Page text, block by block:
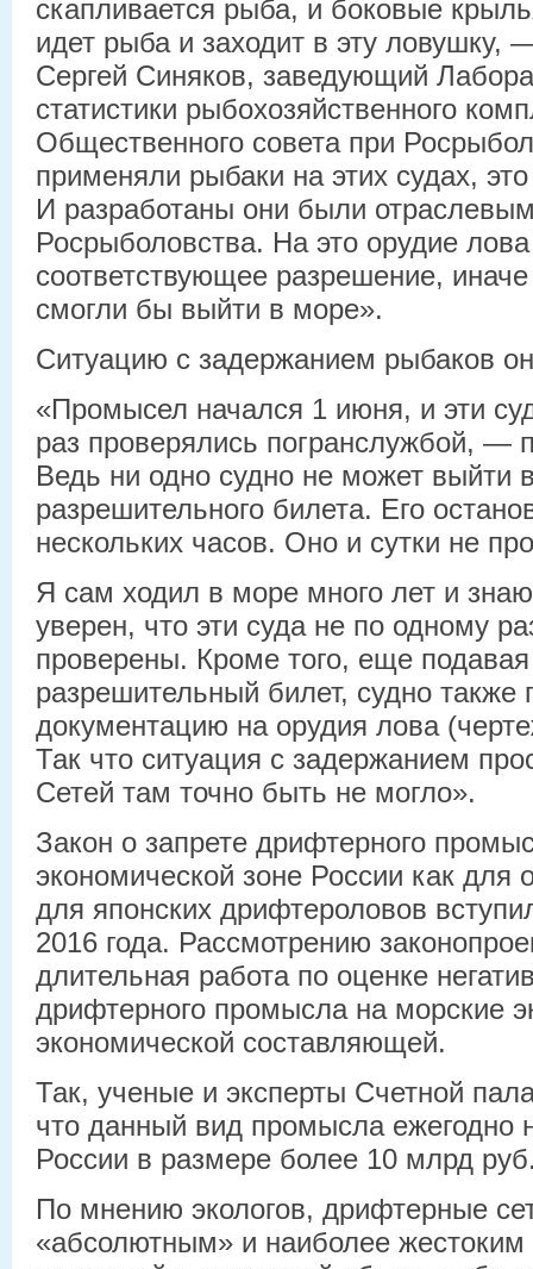
скапливается рыба, и боковые
идет рыба и заходит в эту ловушку,
Сергей Синяков, заведующий
статистики рыбохозяйственного
Общественного совета при
применяли рыбаки на этих судах,
И разработаны они были
Росрыболовства. На это орудие
соответствующее разрешение,
смогли бы выйти в море».
Ситуацию с задержанием рыбаков
«Промысел начался 1 июня, и эти
раз проверялись погранслужбой, —
Ведь ни одно судно не может выйти
разрешительного билета. Его
нескольких часов. Оно и сутки не
Я сам ходил в море много лет и
уверен, что эти суда не по одному
проверены. Кроме того, еще подавая
разрешительный билет, судно также
документацию на орудия лова
Так что ситуация с задержанием
Сетей там точно быть не могло».
Закон о запрете дрифтерного
экономической зоне России как для
для японских дрифтероловов
2016 года. Рассмотрению
длительная работа по оценке
дрифтерного промысла на морские
экономической составляющей.
Так, ученые и эксперты Счетной
что данный вид промысла ежегодно
России в размере более 10 млрд
По мнению экологов, дрифтерные
«абсолютным» и наиболее